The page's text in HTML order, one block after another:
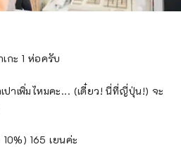
กะ 1 ห่อครับ
ปาเพิ่มไหมคะ... (เดี๋ยว! นี่ที่ญี่ปุ่น!) จะ
165 เยนค่ะ